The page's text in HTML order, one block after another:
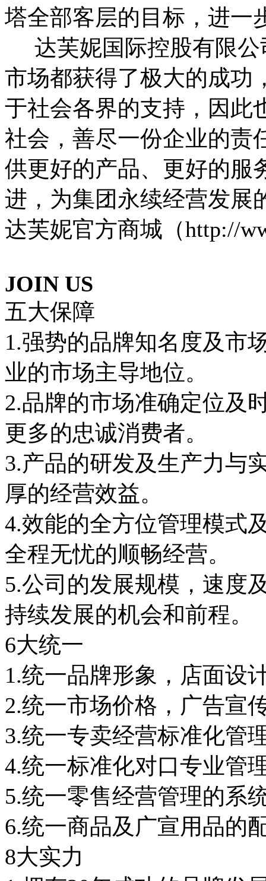
塔全部客层的目标，进一
达芙妮国际控股有限公
市场都获得了极大的成功
于社会各界的支持，因此
社会，善尽一份企业的责
供更好的产品、更好的服
进，为集团永续经营发展
达芙妮官方商城（http://
JOIN US
五大保障
1.强势的品牌知名度及市
业的市场主导地位。
2.品牌的市场准确定位及
更多的忠诚消费者。
3.产品的研发及生产力与
厚的经营效益。
4.效能的全方位管理模式
全程无忧的顺畅经营。
5.公司的发展规模，速度
持续发展的机会和前程。
6大统一
1.统一品牌形象，店面设
2.统一市场价格，广告宣
3.统一专卖经营标准化管
4.统一标准化对口专业管
5.统一零售经营管理的系
6.统一商品及广宣用品的
8大实力